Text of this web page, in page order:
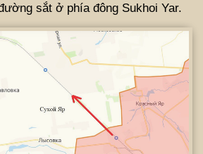
sắt ở phía đông Sukhoi Yar.